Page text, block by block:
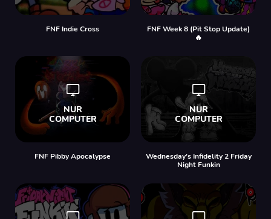
FNF Indie Cross
FNF Week 8 (Pit Stop Update)
🔥
FNF Pibby Apocalypse
Wednesday’s Infidelity 2 Friday
Night Funkin